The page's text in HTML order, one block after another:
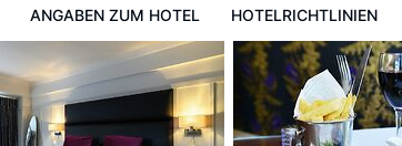
ANGABEN ZUM HOTEL HOTELRICHTLINIEN